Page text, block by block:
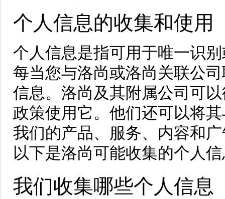
个人信息的收集和使用
个人信息是指可用于唯一识
每当您与洛尚或洛尚关联公
信息。洛尚及其附属公司可
政策使用它。他们还可以将
我们的产品、服务、内容和
以下是洛尚可能收集的个人
我们收集哪些个人信息